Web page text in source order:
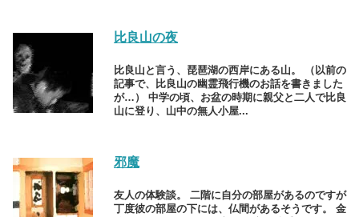
比良山の夜
比良山と言う、琵琶湖の西岸にある山。 （以前の
記事で、比良山の幽霊飛行機のお話を書きました
が…） 中学の頃、お盆の時期に親父と二人で比良
山に登り、山中の無人小屋...
邪魔
友人の体験談。 二階に自分の部屋があるのですが
丁度彼の部屋の下には、仏間があるそうです。 金